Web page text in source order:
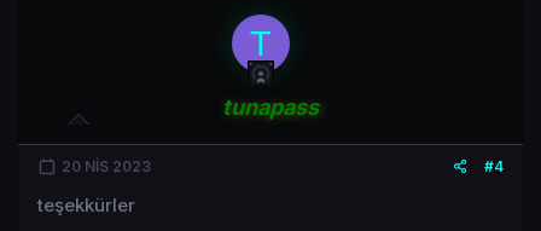
tunapass
T
20 NIS 2023 #4
teşekkürler